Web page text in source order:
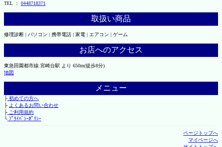
TEL ： 0448718371
取扱い商品
修理診断 | パソコン | 携帯電話 | 家電 | エアコン | ゲーム
お店へのアクセス
東急田園都市線 宮崎台駅 より 650m(徒歩8分)
地図
メニュー
├初めての方へ
├ よくあるお問い合わせ
├ご利用規約
└ﾌﾟﾗｲﾊﾞｼｰﾎﾟﾘｼｰ
ページトップへ
マイページへ